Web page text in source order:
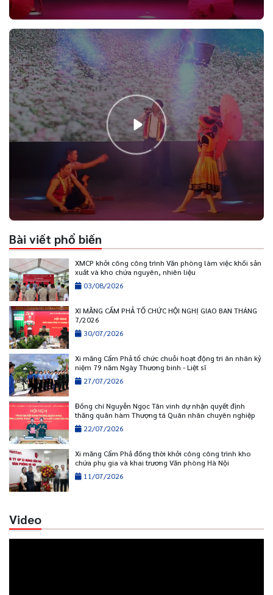
Bài viết phổ biến
XMCP khởi công công trình Văn phòng làm việc khối sản
xuất và kho chứa nguyên, nhiên liệu
03/08/2026
XI MĂNG CẨM PHẢ TỔ CHỨC HỘI NGHỊ GIAO BAN THÁNG
7/2026
30/07/2026
Xi măng Cẩm Phả tổ chức chuỗi hoạt động tri ân nhân kỷ
niệm 79 năm Ngày Thương binh - Liệt sĩ
27/07/2026
Đồng chí Nguyễn Ngọc Tân vinh dự nhận quyết định
thăng quân hàm Thượng tá Quân nhân chuyên nghiệp
22/07/2026
Xi măng Cẩm Phả đồng thời khởi công công trình kho
chứa phụ gia và khai trương Văn phòng Hà Nội
11/07/2026
Video